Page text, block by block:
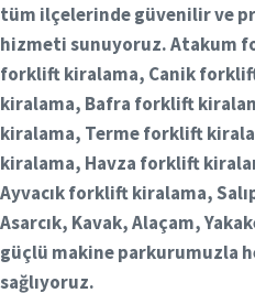
tüm ilçelerinde güvenilir ve
hizmeti sunuyoruz.Atakum
forklift kiralama, Canik
kiralama, Bafra forklift
kiralama, Terme forklift
kiralama, Havza forklift
Ayvacık forklift kiralama,
Asarcık, Kavak, Alaçam,
güçlü makine parkurumuzla
sağlıyoruz.